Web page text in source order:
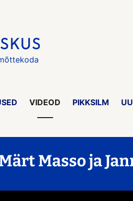
VIDEOD PIKKSILM
Masso ja